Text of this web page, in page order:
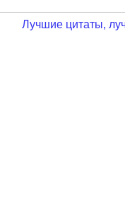
Лучшие цитаты,